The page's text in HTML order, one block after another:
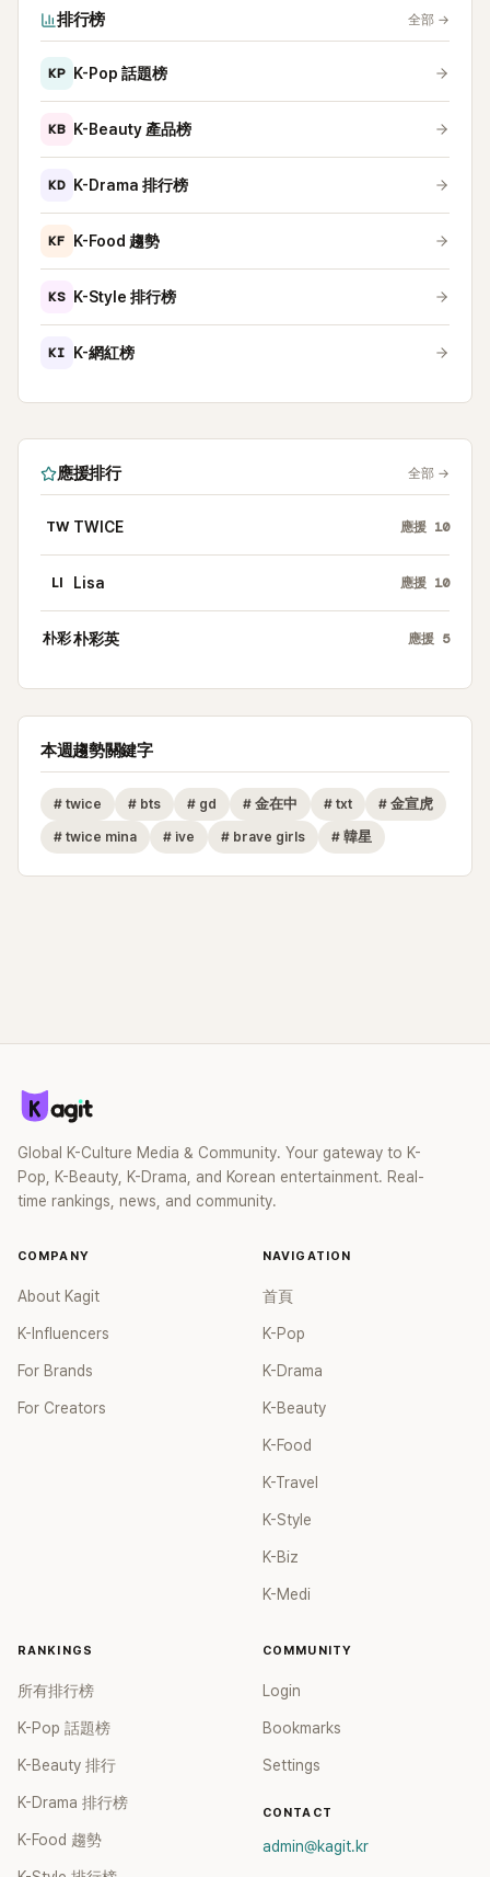
排行榜 全部 →
KP K-Pop 話題榜
KB K-Beauty 產品榜
KD K-Drama 排行榜
KF K-Food 趨勢
KS K-Style 排行榜
KI K-網紅榜
應援排行 全部 →
TW TWICE 應援 10
LI Lisa 應援 10
朴彩朴彩英 應援 5
本週趨勢關鍵字
# twice # bts # gd # 金在中 # txt # 金宣虎
# twice mina # ive # brave girls # 韓星
Global K-Culture Media & Community. Your gateway to K-
Pop, K-Beauty, K-Drama, and Korean entertainment. Real-
time rankings, news, and community.
COMPANY
About Kagit
K-Influencers
For Brands
For Creators
NAVIGATION
首頁
K-Pop
K-Drama
K-Beauty
K-Food
K-Travel
K-Style
K-Biz
K-Medi
RANKINGS
所有排行榜
K-Pop 話題榜
K-Beauty 排行
K-Drama 排行榜
K-Food 趨勢
COMMUNITY
Login
Bookmarks
Settings
CONTACT
admin@kagit.kr